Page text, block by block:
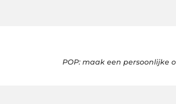
POP: maak een persoonlijke